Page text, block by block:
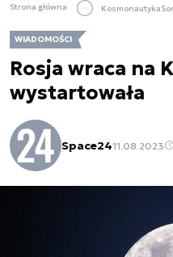
Strona główna Kosmonautyka
WIADOMOŚCI
Rosja wraca na
wystartowała
Space2411.08.2023